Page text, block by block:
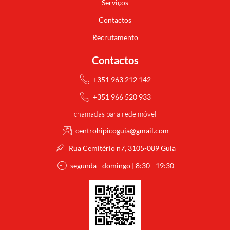
Serviços
Contactos
Recrutamento
Contactos
+351 963 212 142
+351 966 520 933
chamadas para rede móvel
centrohipicoguia@gmail.com
Rua Cemitério n7, 3105-089 Guia
segunda - domingo | 8:30 - 19:30